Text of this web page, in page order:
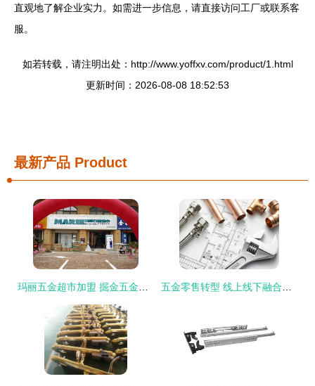
直观地了解企业实力。如需进一步信息，请直接访问工厂或联系客
服。
如若转载，请注明出处：http://www.yoffxv.com/product/1.html
更新时间：2026-08-08 18:52:53
最新产品 Product